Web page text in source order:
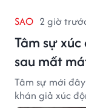
SAO 2 giờ
Tâm sự
sau mất
Tâm sự mới
khán giả xúc